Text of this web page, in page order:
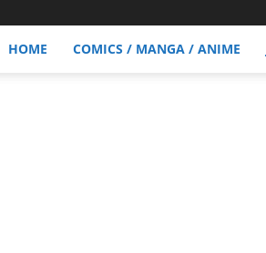
HOME COMICS / MANGA / ANIME